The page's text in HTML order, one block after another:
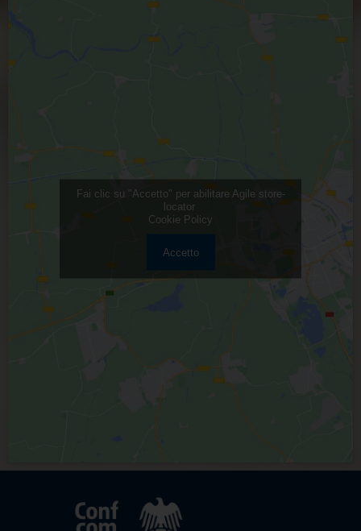
Fai clic su "Accetto" per abilitare Agile store-
locator
Cookie Policy
Accetto